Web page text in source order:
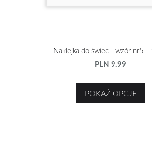
Naklejka do świec - wzór nr5 -
PLN 9.99
POKAŻ OPCJE